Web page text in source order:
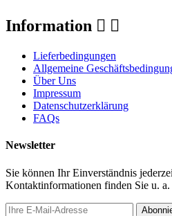
Information  
Lieferbedingungen
Allgemeine
Über Uns
Impressum
Datenschutzerklärung
FAQs
Newsletter
Sie können Ihr Einverständnis
Kontaktinformationen finden Sie u.